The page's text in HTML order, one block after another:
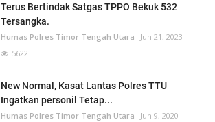
Terus Bertindak Satgas TPPO Bekuk 532
Tersangka.
Humas Polres Timor Tengah Utara
Jun 21, 2023
5622
New Normal, Kasat Lantas Polres TTU
Ingatkan personil Tetap...
Humas Polres Timor Tengah Utara
Jun 9, 2020